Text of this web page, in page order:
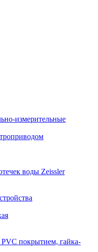
измерительные
воды Zeissler
покрытием, гайка-